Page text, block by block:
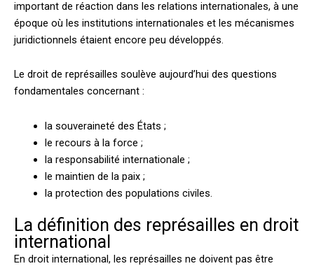
important de réaction dans les relations internationales, à une
époque où les institutions internationales et les mécanismes
juridictionnels étaient encore peu développés.
Le droit de représailles soulève aujourd’hui des questions
fondamentales concernant :
la souveraineté des États ;
le recours à la force ;
la responsabilité internationale ;
le maintien de la paix ;
la protection des populations civiles.
La définition des représailles en droit
international
En droit international, les représailles ne doivent pas être